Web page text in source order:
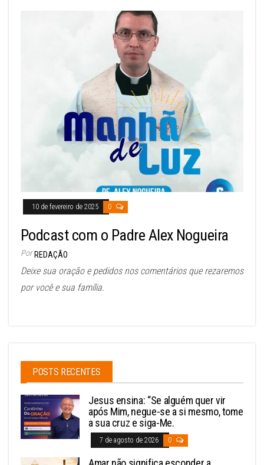
10 de fevereiro de 2025 0
Podcast com o Padre Alex Nogueira
Por REDAÇÃO
Deixe sua oração e pedidos nos comentários que rezaremos
por você e sua família.
POSTS RECENTES
Jesus ensina: “Se alguém quer vir
após Mim, negue-se a si mesmo, tome
a sua cruz e siga-Me.
7 de agosto de 2026 0